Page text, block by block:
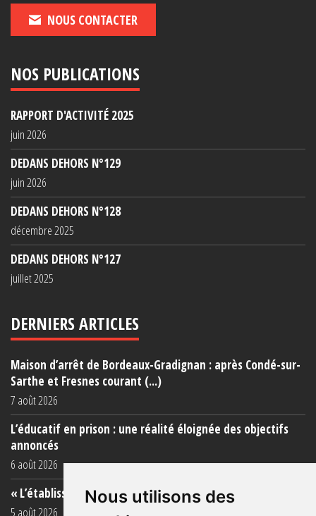
Nous utilisons des
NOUS CONTACTER
NOS PUBLICATIONS
RAPPORT D'ACTIVITÉ 2025
juin 2026
DEDANS DEHORS N°129
juin 2026
DEDANS DEHORS N°128
décembre 2025
DEDANS DEHORS N°127
juillet 2025
DERNIERS ARTICLES
Maison d’arrêt de Bordeaux-Gradignan : après Condé-sur-
Sarthe et Fresnes courant (...)
7 août 2026
L’éducatif en prison : une réalité éloignée des objectifs
annoncés
6 août 2026
« L’établissement est une porcherie totale »
5 août 2026